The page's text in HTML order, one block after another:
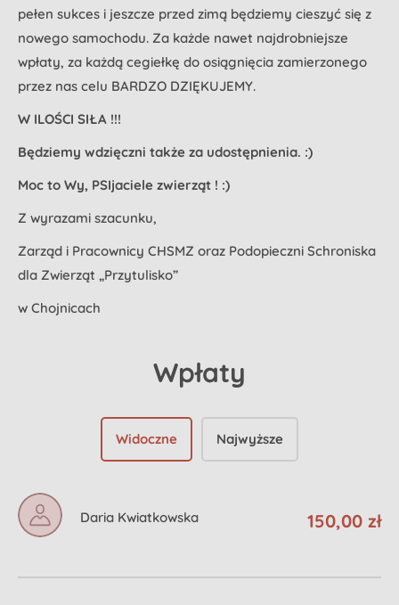
pełen sukces i jeszcze przed zimą będziemy cieszyć się z
nowego samochodu. Za każde nawet najdrobniejsze
wpłaty, za każdą cegiełkę do osiągnięcia zamierzonego
przez nas celu BARDZO DZIĘKUJEMY.
W ILOŚCI SIŁA !!!
Będziemy wdzięczni także za udostępnienia. :)
Moc to Wy, PSIjaciele zwierząt ! :)
Z wyrazami szacunku,
Zarząd i Pracownicy CHSMZ oraz Podopieczni Schroniska
dla Zwierząt „Przytulisko”
w Chojnicach
Wpłaty
Widoczne Najwyższe
Daria Kwiatkowska 150,00 zł